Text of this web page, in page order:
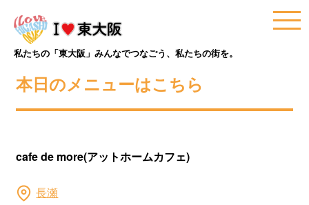
私たちの「東大阪」みんなでつなごう、私たちの街を。
本日のメニューはこちら
cafe de more(アットホームカフェ)
長瀬